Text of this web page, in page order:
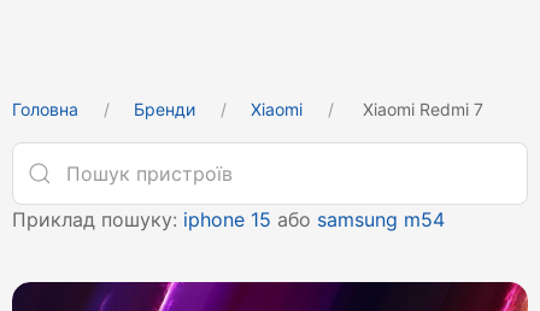
Головна Бренди Xiaomi Xiaomi Redmi 7
Приклад пошуку: iphone 15 або samsung m54